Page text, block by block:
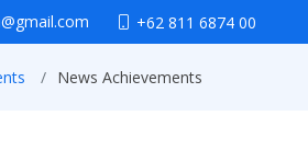
+62 811 6874 00
News Achievements